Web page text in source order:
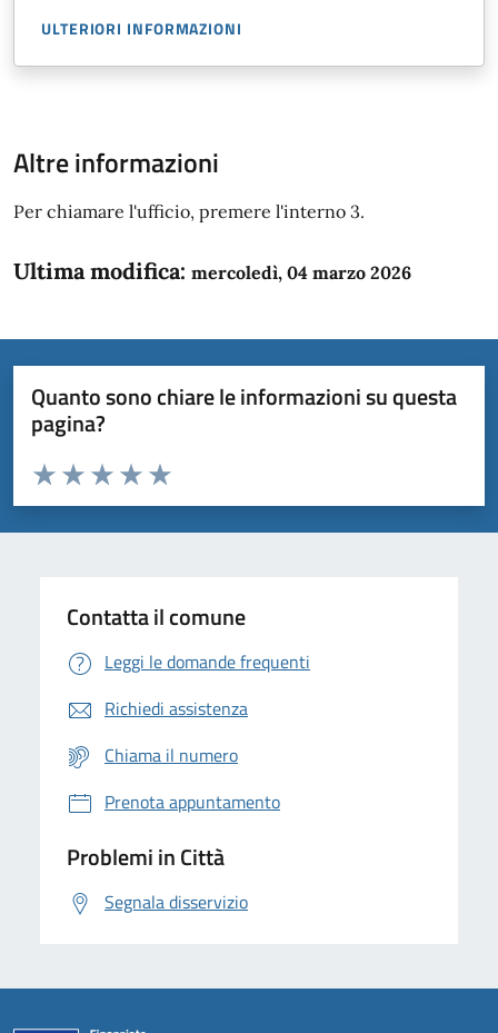
ULTERIORI INFORMAZIONI
Altre informazioni
Per chiamare l'ufficio, premere l'interno 3.
Ultima modifica: mercoledì, 04 marzo 2026
Quanto sono chiare le informazioni su questa
pagina?
Domanda
Valuta da 1 a 5 stelle la pagina
Valuta 5 stelle su 5
Valuta 4 stelle su 5
Valuta 3 stelle su 5
Valuta 2 stelle su 5
Valuta 1 stelle su 5
Contatta il comune
Leggi le domande frequenti
Richiedi assistenza
Chiama il numero
Prenota appuntamento
Problemi in Città
Segnala disservizio